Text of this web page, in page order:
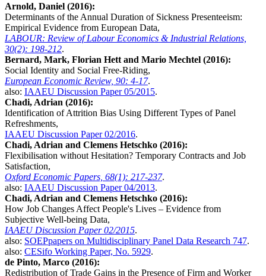
Arnold, Daniel (2016):
Determinants of the Annual Duration of Sickness Presenteeism:
Empirical Evidence from European Data,
LABOUR: Review of Labour Economics & Industrial Relations,
30(2): 198-212.
Bernard, Mark, Florian Hett and Mario Mechtel (2016):
Social Identity and Social Free-Riding,
European Economic Review, 90: 4-17.
also: IAAEU Discussion Paper 05/2015.
Chadi, Adrian (2016):
Identification of Attrition Bias Using Different Types of Panel
Refreshments,
IAAEU Discussion Paper 02/2016.
Chadi, Adrian and Clemens Hetschko (2016):
Flexibilisation without Hesitation? Temporary Contracts and Job
Satisfaction,
Oxford Economic Papers, 68(1): 217-237.
also: IAAEU Discussion Paper 04/2013.
Chadi, Adrian and Clemens Hetschko (2016):
How Job Changes Affect People's Lives – Evidence from
Subjective Well-being Data,
IAAEU Discussion Paper 02/2015.
also: SOEPpapers on Multidisciplinary Panel Data Research 747.
also: CESifo Working Paper, No. 5929.
de Pinto, Marco (2016):
Redistribution of Trade Gains in the Presence of Firm and Worker